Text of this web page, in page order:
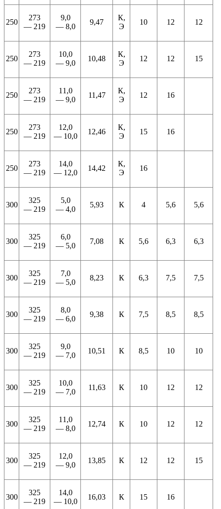
250
273
— 219
9,0
— 8,0
9,47
К,
Э
10 12 12
250
273
— 219
10,0
— 9,0
10,48
К,
Э
12 12 15
250
273
— 219
11,0
— 9,0
11,47
К,
Э
12 16
250
273
— 219
12,0
— 10,0
12,46
К,
Э
15 16
250
273
— 219
14,0
— 12,0
14,42
К,
Э
16
300
325
— 219
5,0
— 4,0
5,93 К 4 5,6 5,6
300
325
— 219
6,0
— 5,0
7,08 К 5,6 6,3 6,3
300
325
— 219
7,0
— 5,0
8,23 К 6,3 7,5 7,5
300
325
— 219
8,0
— 6,0
9,38 К 7,5 8,5 8,5
300
325
— 219
9,0
— 7,0
10,51 К 8,5 10 10
300
325
— 219
10,0
— 7,0
11,63 К 10 12 12
300
325
— 219
11,0
— 8,0
12,74 К 10 12 12
300
325
— 219
12,0
— 9,0
13,85 К 12 12 15
300
325
— 219
14,0
— 10,0
16,03 К 15 16